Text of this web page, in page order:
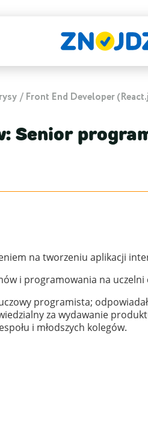
Front End Developer
Senior
na tworzeniu aplikacji
i programowania na
programista;
za wydawanie
i młodszych kolegów.